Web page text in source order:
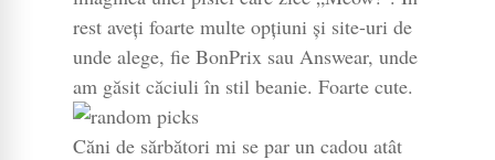
rest aveți foarte multe opțiuni și site-uri de
unde alege, fie BonPrix sau Answear, unde
am găsit căciuli în stil beanie. Foarte cute.
Căni de sărbători mi se par un cadou atât